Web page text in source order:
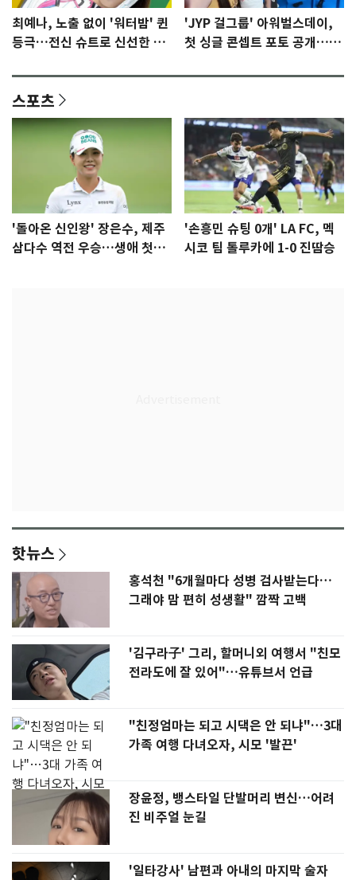
최예나, 노출 없이 '워터밤' 퀸
등극…전신 슈트로 신선한 충
'JYP 걸그룹' 아워벌스데이,
첫 싱글 콘셉트 포토 공개…청
스포츠
'돌아온 신인왕' 장은수, 제주
삼다수 역전 우승…생애 첫승
'손흥민 슈팅 0개' LA FC, 멕
시코 팀 톨루카에 1-0 진땀승
핫뉴스
홍석천 "6개월마다 성병 검사받는다…
그래야 맘 편히 성생활" 깜짝 고백
'김구라子' 그리, 할머니외 여행서 "친모
전라도에 잘 있어"…유튜브서 언급
"친정엄마는 되고 시댁은 안 되냐"…3대
가족 여행 다녀오자, 시모 '발끈'
장윤정, 뱅스타일 단발머리 변신…어려
진 비주얼 눈길
'일타강사' 남편과 아내의 마지막 술자